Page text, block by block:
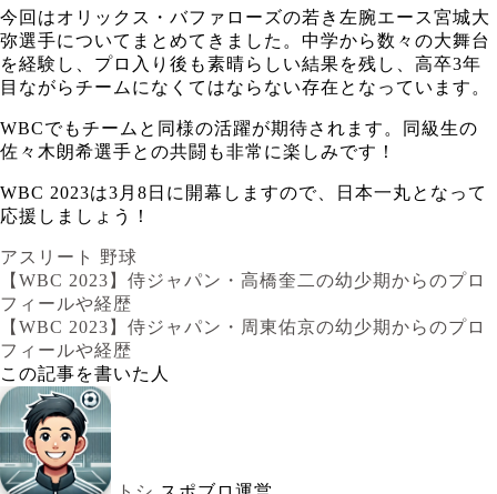
今回はオリックス・バファローズの若き左腕エース宮城大
弥選手についてまとめてきました。中学から数々の大舞台
を経験し、プロ入り後も素晴らしい結果を残し、高卒3年
目ながらチームになくてはならない存在となっています。
WBCでもチームと同様の活躍が期待されます。同級生の
佐々木朗希選手との共闘も非常に楽しみです！
WBC 2023は3月8日に開幕しますので、日本一丸となって
応援しましょう！
アスリート 野球
【WBC 2023】侍ジャパン・高橋奎二の幼少期からのプロ
フィールや経歴
【WBC 2023】侍ジャパン・周東佑京の幼少期からのプロ
フィールや経歴
この記事を書いた人